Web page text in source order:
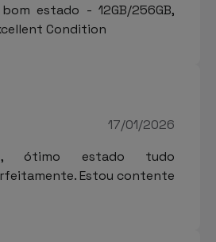
estado - 12GB/256GB,
Condition
17/01/2026
ótimo estado tudo
Estou contente